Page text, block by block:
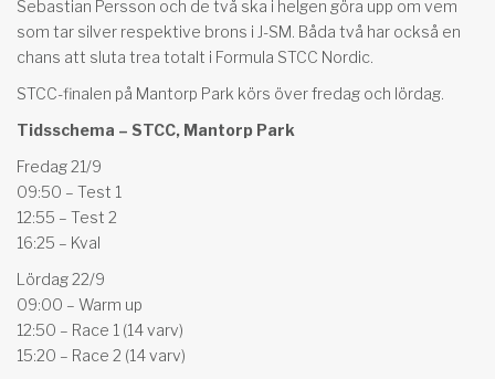
Sebastian Persson och de två ska i helgen göra upp om vem
som tar silver respektive brons i J-SM. Båda två har också en
chans att sluta trea totalt i Formula STCC Nordic.
STCC-finalen på Mantorp Park körs över fredag och lördag.
Tidsschema – STCC, Mantorp Park
Fredag 21/9
09:50 – Test 1
12:55 – Test 2
16:25 – Kval
Lördag 22/9
09:00 – Warm up
12:50 – Race 1 (14 varv)
15:20 – Race 2 (14 varv)